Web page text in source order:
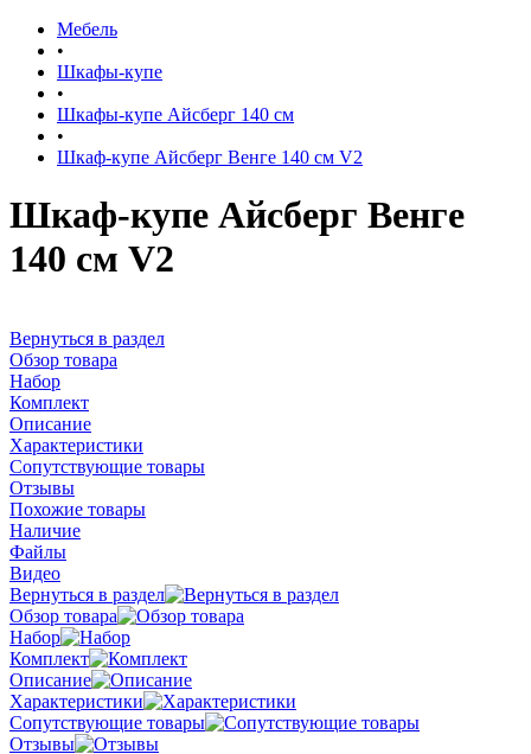
Мебель
•
Шкафы-купе
•
Шкафы-купе Айсберг 140 см
•
Шкаф-купе Айсберг Венге 140 см V2
Шкаф-купе Айсберг Венге
140 см V2
Вернуться в раздел
Обзор товара
Набор
Комплект
Описание
Характеристики
Сопутствующие товары
Отзывы
Похожие товары
Наличие
Файлы
Видео
Вернуться в раздел
Обзор товара
Набор
Комплект
Описание
Характеристики
Сопутствующие товары
Отзывы